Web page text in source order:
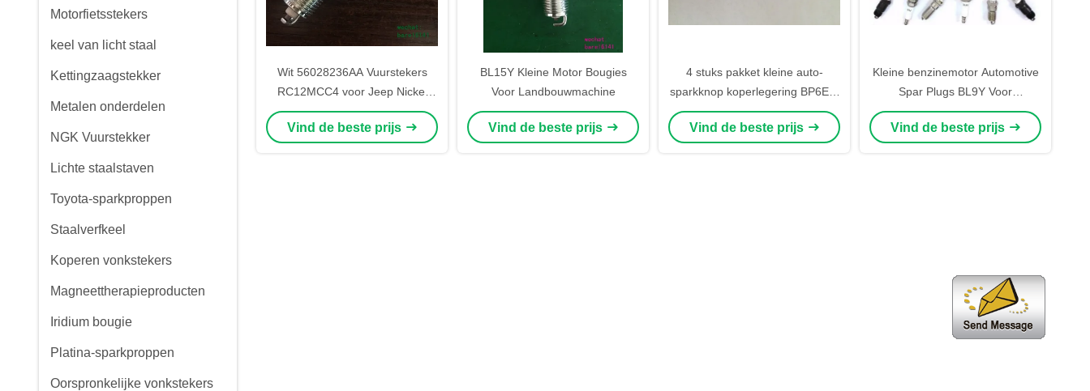
Motorfietsstekers
keel van licht staal
Kettingzaagstekker
Metalen onderdelen
NGK Vuurstekker
Lichte staalstaven
Toyota-sparkproppen
Staalverfkeel
Koperen vonkstekers
Magneettherapieproducten
Iridium bougie
Platina-sparkproppen
Oorspronkelijke vonkstekers
Wit 56028236AA Vuurstekers
RC12MCC4 voor Jeep Nickel
materiaal
Vind de beste prijs
BL15Y Kleine Motor Bougies
Voor Landbouwmachine
Vind de beste prijs
4 stuks pakket kleine auto-
sparkknop koperlegering BP6EY-
4 hoge kwaliteit
Vind de beste prijs
Kleine benzinemotor Automotive
Spar Plugs BL9Y Voor
grasmaaier
Vind de beste prijs